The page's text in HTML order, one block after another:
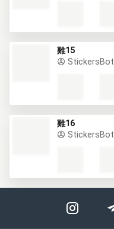
雞15
StickersBot
雞16
StickersBot